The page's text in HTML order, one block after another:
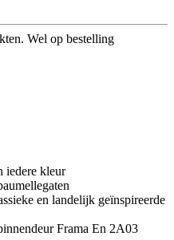
Wel op bestelling
iedere kleur
en landelijk geïnspireerde
Frama En 2A03